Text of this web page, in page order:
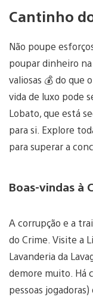
Cantinho
Não poupe
poupar dinheiro
valiosas 💰 do que
vida de luxo pode
Lobato, que está
para si. Explore
para superar a
Boas-vindas à
A corrupção e a
do Crime. Visite a
Lavanderia da
demore muito. Há
pessoas